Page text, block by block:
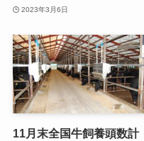
2023年3月6日
11月末全国牛飼養頭数計